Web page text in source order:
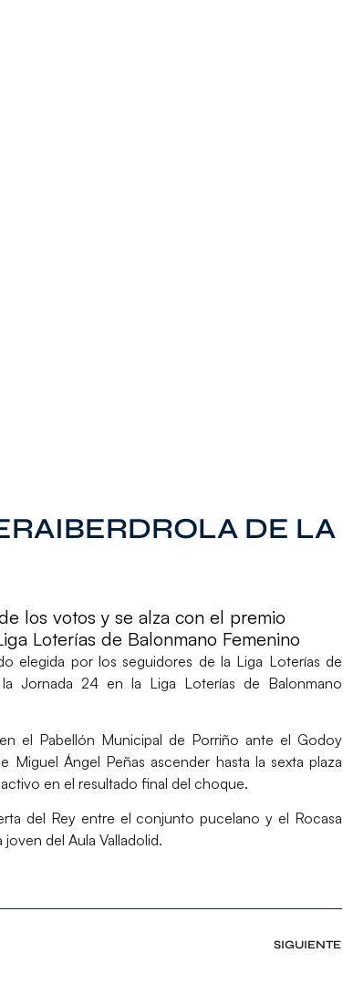
DE LA
los votos y se alza con el premio
Loterías de Balonmano Femenino
elegida por los seguidores de la Liga Loterías de
la Jornada 24 en la Liga Loterías de Balonmano
el Pabellón Municipal de Porriño ante el Godoy
Ángel Peñas ascender hasta la sexta plaza
en el resultado final del choque.
del Rey entre el conjunto pucelano y el Rocasa
del Aula Valladolid.
SIGUIENTE